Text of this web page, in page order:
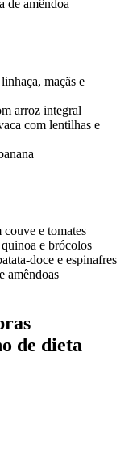
de amêndoa
maçãs e
arroz integral
com lentilhas e
e tomates
e brócolos
doce e espinafres
amêndoas
de dieta